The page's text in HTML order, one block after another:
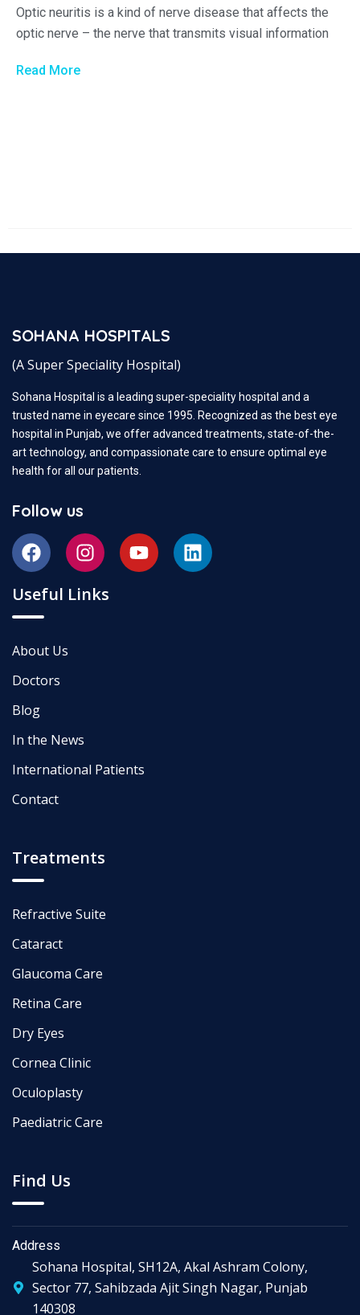
Optic neuritis is a kind of nerve disease that affects the
optic nerve – the nerve that transmits visual information
Read More
SOHANA HOSPITALS
(A Super Speciality Hospital)
Sohana Hospital is a leading super-speciality hospital and a
trusted name in eyecare since 1995. Recognized as the best eye
hospital in Punjab, we offer advanced treatments, state-of-the-
art technology, and compassionate care to ensure optimal eye
health for all our patients.
Follow us
Useful Links
About Us
Doctors
Blog
In the News
International Patients
Contact
Treatments
Refractive Suite
Cataract
Glaucoma Care
Retina Care
Dry Eyes
Cornea Clinic
Oculoplasty
Paediatric Care
Find Us
Address
Sohana Hospital, SH12A, Akal Ashram Colony,
Sector 77, Sahibzada Ajit Singh Nagar, Punjab
140308